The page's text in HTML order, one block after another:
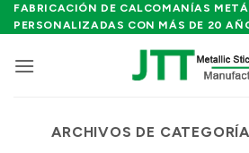
Saltar
al
FABRICACIÓN DE CALCOMANÍAS
PERSONALIZADAS CON MÁS DE 20
ARCHIVOS DE